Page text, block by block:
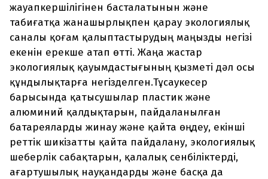
жауапкершілігінен басталатынын және
табиғатқа жанашырлықпен қарау экологиялық
саналы қоғам қалыптастырудың маңызды негізі
екенін ерекше атап өтті. Жаңа жастар
экологиялық қауымдастығының қызметі дәл осы
құндылықтарға негізделген.Тұсаукесер
барысында қатысушылар пластик және
алюминий қалдықтарын, пайдаланылған
батареяларды жинау және қайта өңдеу, екінші
реттік шикізатты қайта пайдалану, экологиялық
шеберлік сабақтарын, қалалық сенбіліктерді,
ағартушылық науқандарды және басқа да